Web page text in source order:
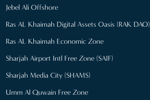
Jebel Ali Offshore
Ras AL Khaimah Digital Assets Oasis (RAK DAO)
Ras AL Khaimah Economic Zone
Sharjah Airport Intl Free Zone (SAIF)
Sharjah Media City (SHAMS)
Umm Al Quwain Free Zone